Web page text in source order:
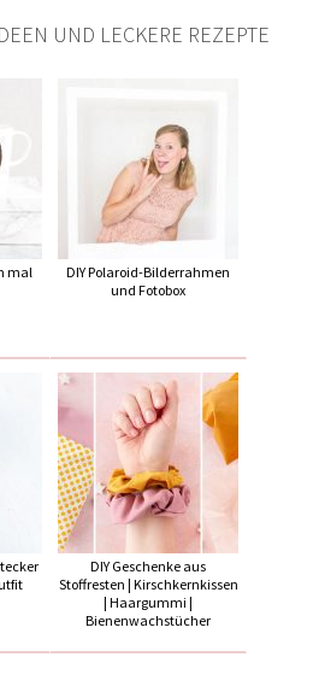
UND LECKERE REZEPTE
mal
DIY Polaroid-Bilderrahmen
und Fotobox
DIY Geschenke aus
Stoffresten | Kirschkernkissen
| Haargummi |
Bienenwachstücher